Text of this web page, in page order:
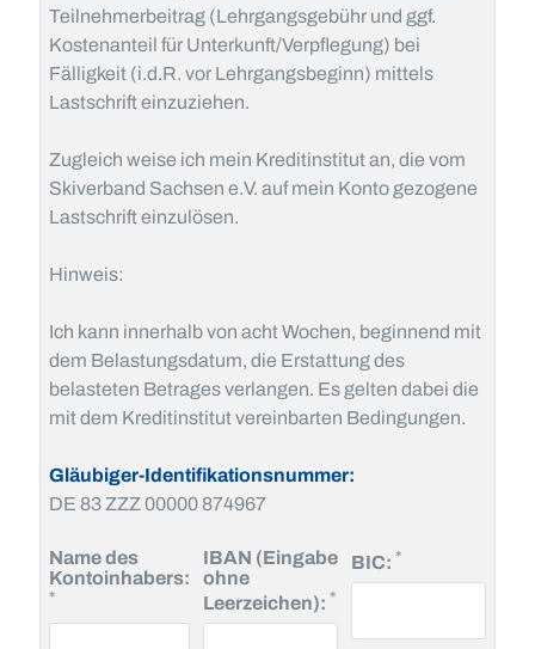
Teilnehmerbeitrag (Lehrgangsgebühr und ggf.
Kostenanteil für Unterkunft/Verpflegung) bei
Fälligkeit (i.d.R. vor Lehrgangsbeginn) mittels
Lastschrift einzuziehen.
Zugleich weise ich mein Kreditinstitut an, die vom
Skiverband Sachsen e.V. auf mein Konto gezogene
Lastschrift einzulösen.
Hinweis:
Ich kann innerhalb von acht Wochen, beginnend mit
dem Belastungsdatum, die Erstattung des
belasteten Betrages verlangen. Es gelten dabei die
mit dem Kreditinstitut vereinbarten Bedingungen.
Gläubiger-Identifikationsnummer:
DE 83 ZZZ 00000 874967
Name des
Kontoinhabers:
*Pflichtfeld
IBAN (Eingabe
ohne
Leerzeichen): *Pflichtfeld
BIC:*Pflichtfeld